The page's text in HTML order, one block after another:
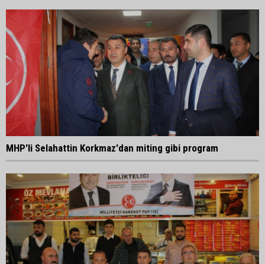
MHP'li Selahattin Korkmaz'dan miting gibi program